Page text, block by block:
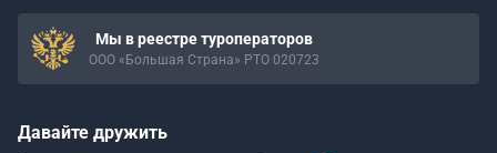
Мы в реестре туроператоров
ООО «Большая Страна» РТО 020723
Давайте дружить